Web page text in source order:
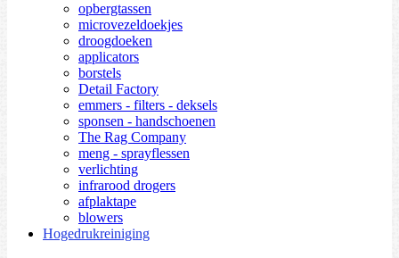
opbergtassen
microvezeldoekjes
droogdoeken
applicators
borstels
Detail Factory
emmers - filters - deksels
sponsen - handschoenen
The Rag Company
meng - sprayflessen
verlichting
infrarood drogers
afplaktape
blowers
Hogedrukreiniging